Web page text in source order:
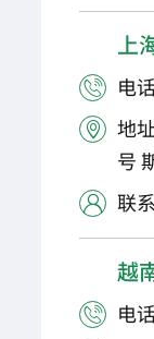
上
 电
 地
号
 联
越
 电